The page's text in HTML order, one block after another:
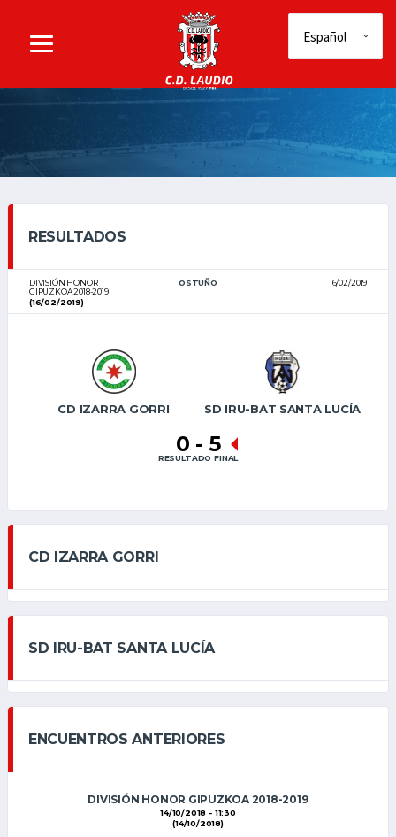
RESULTADOS
DIVISIÓN HONOR
GIPUZKOA 2018-2019
OSTUÑO
16/02/2019
(16/02/2019)
CD IZARRA GORRI SD IRU-BAT SANTA LUCÍA
0 - 5
RESULTADO FINAL
CD IZARRA GORRI
SD IRU-BAT SANTA LUCÍA
ENCUENTROS ANTERIORES
DIVISIÓN HONOR GIPUZKOA 2018-2019
14/10/2018 - 11:30
(14/10/2018)